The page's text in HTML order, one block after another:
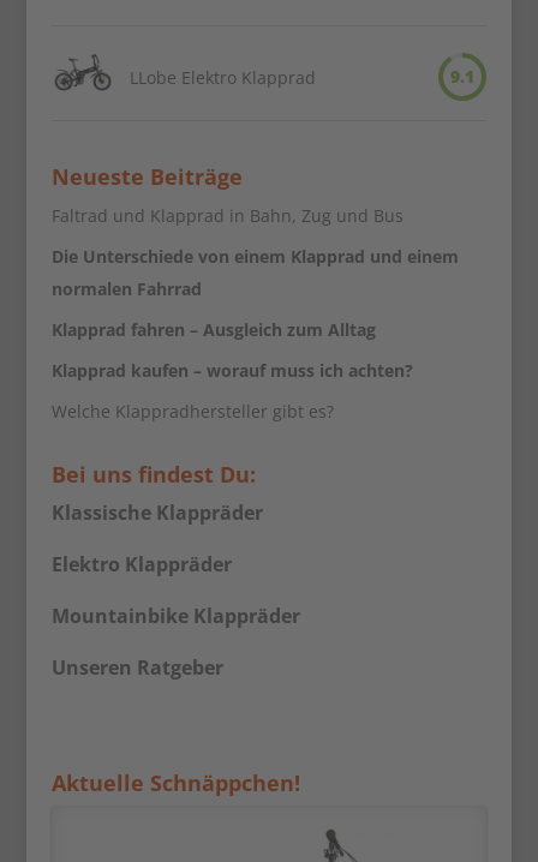
LLobe Elektro Klapprad 9.1
Neueste Beiträge
Faltrad und Klapprad in Bahn, Zug und Bus
Die Unterschiede von einem Klapprad und einem
normalen Fahrrad
Klapprad fahren – Ausgleich zum Alltag
Klapprad kaufen – worauf muss ich achten?
Welche Klappradhersteller gibt es?
Bei uns findest Du:
Klassische Klappräder
Elektro Klappräder
Mountainbike Klappräder
Unseren Ratgeber
Aktuelle Schnäppchen!